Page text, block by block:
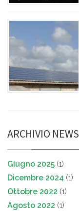
ARCHIVIO NEWS
Giugno 2025 (1)
Dicembre 2024 (1)
Ottobre 2022 (1)
Agosto 2022 (1)